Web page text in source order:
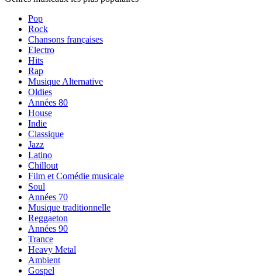
Pop
Rock
Chansons françaises
Electro
Hits
Rap
Musique Alternative
Oldies
Années 80
House
Indie
Classique
Jazz
Latino
Chillout
Film et Comédie musicale
Soul
Années 70
Musique traditionnelle
Reggaeton
Années 90
Trance
Heavy Metal
Ambient
Gospel